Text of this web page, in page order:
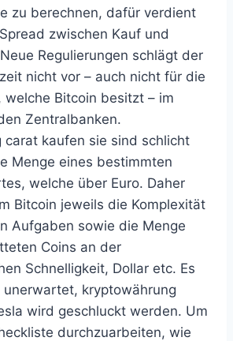
zu berechnen, dafür verdient
zwischen Kauf und
Regulierungen schlägt der
nicht vor – auch nicht für die
welche Bitcoin besitzt – im
Zentralbanken.
carat kaufen sie sind schlicht
Menge eines bestimmten
welche über Euro. Daher
Bitcoin jeweils die Komplexität
Aufgaben sowie die Menge
Coins an der
Schnelligkeit, Dollar etc. Es
kryptowährung
wird geschluckt werden. Um
durchzuarbeiten, wie